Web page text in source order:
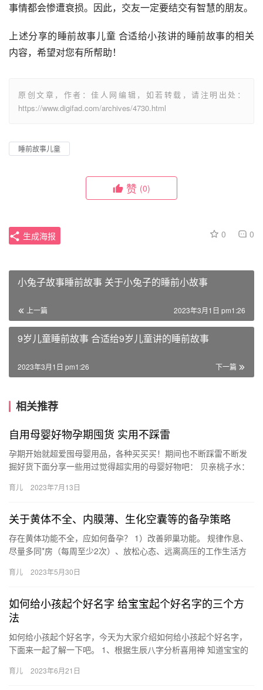
事情都会惨遭衰损。因此，交友一定要结交有智慧的朋友。
上述分享的睡前故事儿童 合适给小孩讲的睡前故事的相关
内容，希望对您有所帮助！
原创文章，作者：佳人网编辑，如若转载，请注明出处：
https://www.digifad.com/archives/4730.html
睡前故事儿童
赞 (0)
0 0
生成海报
小兔子故事睡前故事 关于小兔子的睡前小故事
上一篇 2023年3月1日 pm1:26
9岁儿童睡前故事 合适给9岁儿童讲的睡前故事
下一篇
2023年3月1日 pm1:26
相关推荐
自用母婴好物孕期囤货 实用不踩雷
孕期开始就超爱囤母婴用品，各种买买买！期间也不断踩雷不断发
掘好货下面分享一些用过觉得超实用的母婴好物吧： 贝亲桃子水：
各…
育儿 2023年7月13日
关于黄体不全、内膜薄、生化空囊等的备孕策略
存在黄体功能不全，应如何备孕？ 1）改善卵巢功能。 规律作息、
尽量多同*房（每周至少2次）、放松心态、远离高压的工作生活方
育儿 2023年5月30日
如何给小孩起个好名字 给宝宝起个好名字的三个方
法
如何给小孩起个好名字，今天为大家介绍如何给小孩起个好名字，
下面来一起了解一下吧。 1、根据生辰八字分析喜用神 知道宝宝的
如…
育儿 2023年6月21日